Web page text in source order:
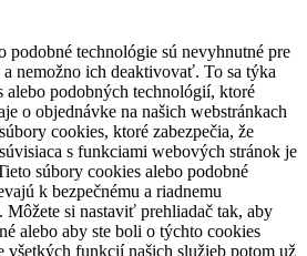
podobné technológie sú nevyhnutné pre
nemožno ich deaktivovať. To sa týka
alebo podobných technológií, ktoré
o objednávke na našich webstránkach
cookies, ktoré zabezpečia, že
s funkciami webových stránok je
súbory cookies alebo podobné
k bezpečnému a riadnemu
si nastaviť prehliadač tak, aby
alebo aby ste boli o týchto cookies
funkcií našich služieb potom už